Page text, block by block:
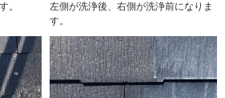
。
左側が洗浄後、右側が洗浄前になりま
す。